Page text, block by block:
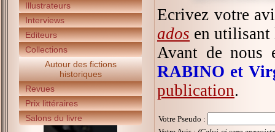
Illustrateurs
Interviews
Editeurs
Collections
Autour des fictions
historiques
Revues
Prix littéraires
Salons du livre
Ecrivez votre
ados en utilisant
Avant de nous
RABINO et
publication.
Votre Pseudo :